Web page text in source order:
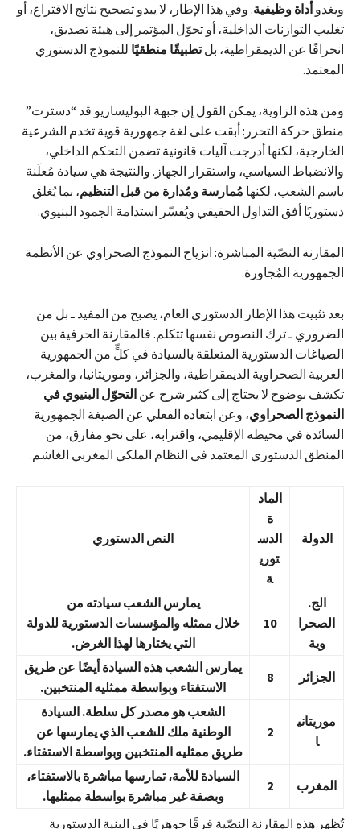
ويغدو أداة وظيفية. وفي هذا الإطار، لا يبدو تصحيح نتائج الاقتراع، أو
تغليب التوازنات الداخلية، أو تحوّل المؤتمر إلى هيئة تصديق،
انحرافًا عن الديمقراطية، بلتطبيقًا منطقيًا للنموذج الدستوري
المعتمد.
ومن هذه الزاوية، يمكن القول إن جبهة البوليساريو قد “دسترت”
منطق حركة التحرر: أبقت على لغة جمهورية قوية تخدم الشرعية
الخارجية، لكنها أدرجت آليات قانونية تضمن التحكم الداخلي،
والانضباط السياسي، واستقرار الجهاز. والنتيجة هي سيادة مُعلَنة
باسم الشعب، لكنها مُمارسة ومُدارة من قبل التنظيم، بما يُغلق
دستوريًا أفق التداول الحقيقي ويُفسّر استدامة الجمود البنيوي.
المقارنة النصّية المباشرة: انزياح النموذج الصحراوي عن الأنظمة
الجمهورية المُجاورة.
بعد تثبيت هذا الإطار الدستوري العام، يصبح من المفيد ـ بل من
الضروري ـ ترك النصوص نفسها تتكلم. فالمقارنة الحرفية بين
الصياغات الدستورية المتعلقة بالسيادة في كلٍّ من الجمهورية
العربية الصحراوية الديمقراطية، والجزائر، وموريتانيا، والمغرب،
تكشف بوضوح لا يحتاج إلى كثير شرح عن التحوّل البنيوي في
النموذج الصحراوي، وعن ابتعاده الفعلي عن الصيغة الجمهورية
السائدة في محيطه الإقليمي، واقترابه، على نحو مفارق، من
المنطق الدستوري المعتمد في النظام الملكي المغربي الغاشم.
الدولة
الماد
ة
الدس
توري
ة
النص الدستوري
الج.
الصحرا
وية
10
يمارس الشعب سيادته من
خلال ممثله والمؤسسات الدستورية للدولة
التي يختارها لهذا الغرض.
الجزائر 8
يمارس الشعب هذه السيادة أيضًا عن طريق
الاستفتاء وبواسطة ممثليه المنتخبين.
موريتاني
ا
2
الشعب هو مصدر كل سلطة. السيادة
الوطنية ملك للشعب الذي يمارسها عن
طريق ممثليه المنتخبين وبواسطة الاستفتاء.
المغرب 2
السيادة للأمة، تمارسها مباشرة بالاستفتاء،
وبصفة غير مباشرة بواسطة ممثليها.
تُظهر هذه المقارنة النصّية فرقًا جوهريًا في البنية الدستورية